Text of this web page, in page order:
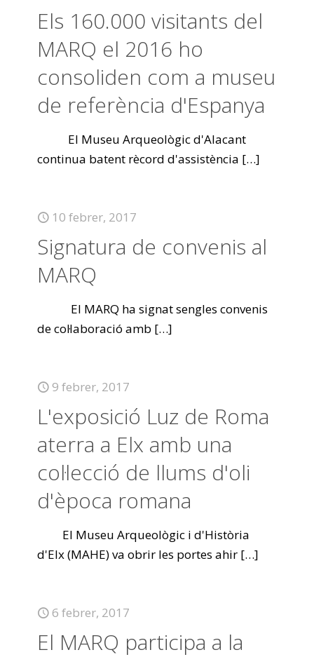
Els 160.000 visitants del
MARQ el 2016 ho
consoliden com a museu
de referència d'Espanya
El Museu Arqueològic d'Alacant
continua batent rècord d'assistència […]
10 febrer, 2017
Signatura de convenis al
MARQ
El MARQ ha signat sengles convenis
de col·laboració amb […]
9 febrer, 2017
L'exposició Luz de Roma
aterra a Elx amb una
col·lecció de llums d'oli
d'època romana
El Museu Arqueològic i d'Història
d'Elx (MAHE) va obrir les portes ahir […]
6 febrer, 2017
El MARQ participa a la